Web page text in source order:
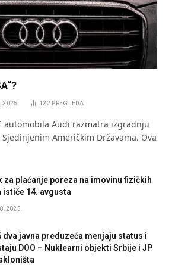
122 PREGLEDA
automobila Audi razmatra izgradnju
Američkim Državama. Ova
za plaćanje poreza na imovinu fizičkih
ističe 14. avgusta
dva javna preduzeća menjaju status i
DOO – Nuklearni objekti Srbije i JP